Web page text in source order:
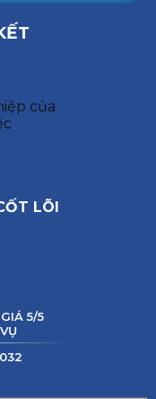
của
LÕI
5/5